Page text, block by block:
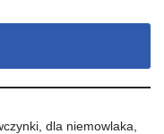
,dla niemowlaka